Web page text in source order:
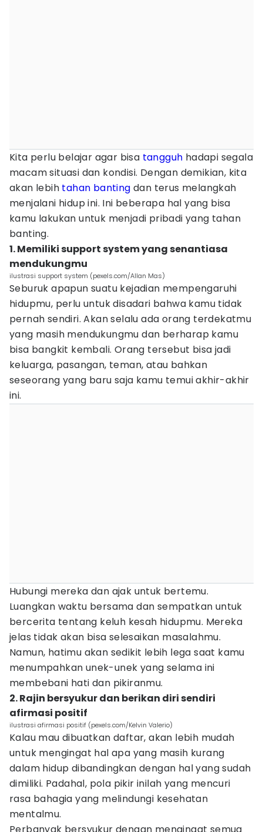
Kita perlu belajar agar bisa tangguh hadapi segala
macam situasi dan kondisi. Dengan demikian, kita
akan lebih tahan banting dan terus melangkah
menjalani hidup ini. Ini beberapa hal yang bisa
kamu lakukan untuk menjadi pribadi yang tahan
banting.
1. Memiliki support system yang senantiasa
mendukungmu
ilustrasi support system (pexels.com/Allan Mas)
Seburuk apapun suatu kejadian mempengaruhi
hidupmu, perlu untuk disadari bahwa kamu tidak
pernah sendiri. Akan selalu ada orang terdekatmu
yang masih mendukungmu dan berharap kamu
bisa bangkit kembali. Orang tersebut bisa jadi
keluarga, pasangan, teman, atau bahkan
seseorang yang baru saja kamu temui akhir-akhir
ini.
Hubungi mereka dan ajak untuk bertemu.
Luangkan waktu bersama dan sempatkan untuk
bercerita tentang keluh kesah hidupmu. Mereka
jelas tidak akan bisa selesaikan masalahmu.
Namun, hatimu akan sedikit lebih lega saat kamu
menumpahkan unek-unek yang selama ini
membebani hati dan pikiranmu.
2. Rajin bersyukur dan berikan diri sendiri
afirmasi positif
ilustrasi afirmasi positif (pexels.com/Kelvin Valerio)
Kalau mau dibuatkan daftar, akan lebih mudah
untuk mengingat hal apa yang masih kurang
dalam hidup dibandingkan dengan hal yang sudah
dimiliki. Padahal, pola pikir inilah yang mencuri
rasa bahagia yang melindungi kesehatan
mentalmu.